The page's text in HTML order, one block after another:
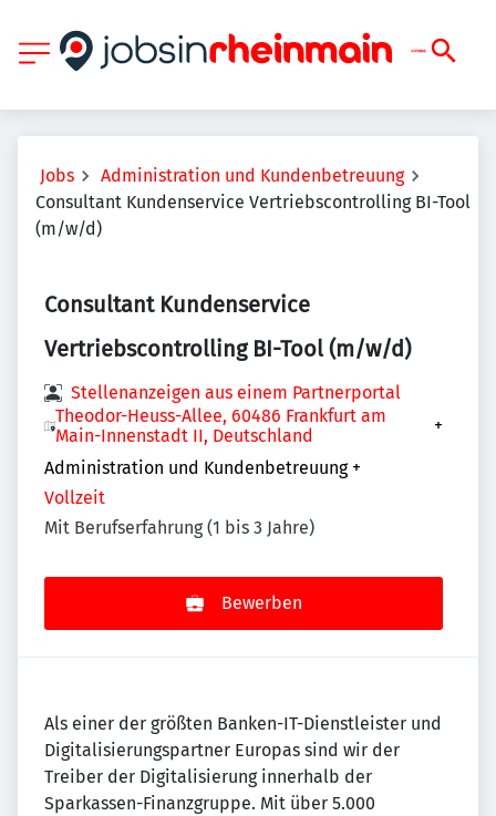
Jobs
Administration und Kundenbetreuung
Consultant Kundenservice Vertriebscontrolling BI-Tool
(m/w/d)
Consultant Kundenservice
Vertriebscontrolling BI-Tool (m/w/d)
Stellenanzeigen aus einem Partnerportal
Theodor-Heuss-Allee, 60486 Frankfurt am
Main-Innenstadt II, Deutschland
+
Administration und Kundenbetreuung +
Vollzeit
Mit Berufserfahrung (1 bis 3 Jahre)
Bewerben
Als einer der größten Banken-IT-Dienstleister und
Digitalisierungspartner Europas sind wir der
Treiber der Digitalisierung innerhalb der
Sparkassen-Finanzgruppe. Mit über 5.000